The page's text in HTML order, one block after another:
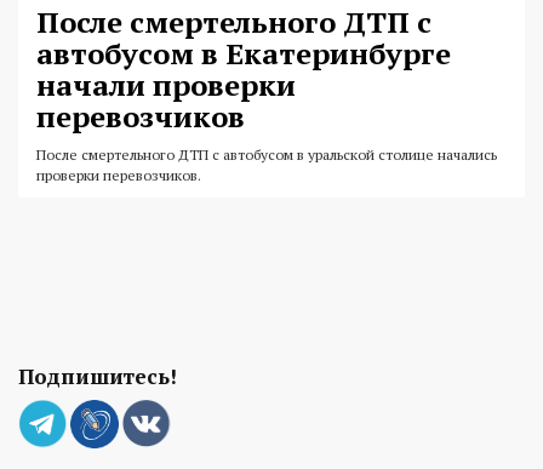
После смертельного ДТП с
автобусом в Екатеринбурге
начали проверки
перевозчиков
После смертельного ДТП с автобусом в уральской столице начались
проверки перевозчиков.
Подпишитесь!